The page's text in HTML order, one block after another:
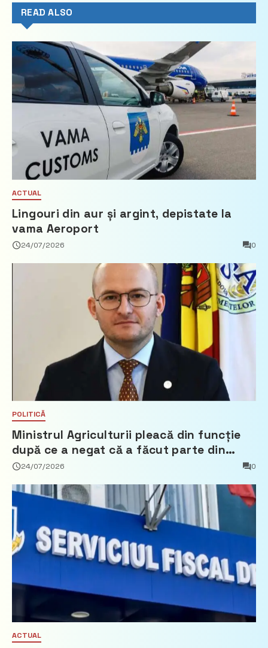
READ ALSO
ACTUAL
Lingouri din aur și argint, depistate la
vama Aeroport
24/07/2026 0
POLITICĂ
Ministrul Agriculturii pleacă din funcție
după ce a negat că a făcut parte din
Partidul Democrat
24/07/2026 0
ACTUAL